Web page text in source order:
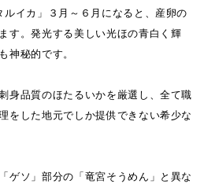
イカ」３月～６月になると、産卵の
す。発光する美しい光ほの青白く輝
神秘的です。
身品質のほたるいかを厳選し、全て職
をした地元でしか提供できない希少な
ゲソ」部分の「竜宮そうめん」と異な